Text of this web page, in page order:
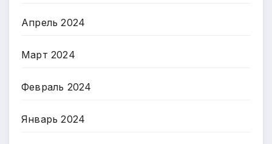
Апрель 2024
Март 2024
Февраль 2024
Январь 2024